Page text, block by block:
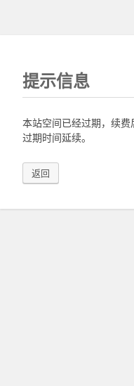
提示信息
本站空间已经过期，续
过期时间延续。
返回